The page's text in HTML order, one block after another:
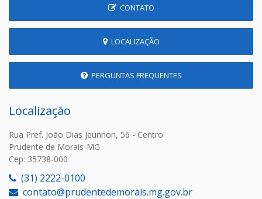
CONTATO
LOCALIZAÇÃO
PERGUNTAS FREQUENTES
Localização
Rua Pref. João Dias Jeunnon, 56 - Centro
Prudente de Morais-MG
Cep: 35738-000
(31) 2222-0100
contato@prudentedemorais.mg.gov.br